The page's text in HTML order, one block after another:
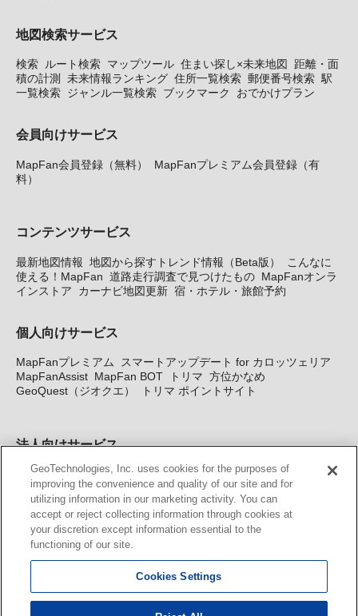
地図検索サービス
検索 ルート検索 マップツール 住まい探し×未来地図
距離・面
積の計測
未来情報ランキング 住所一覧検索 郵便番号検索 駅
一覧検索 ジャンル一覧検索 ブックマーク おでかけプラン
会員向けサービス
MapFan会員登録（無料）
MapFanプレミアム会員登録（有
料）
コンテンツサービス
最新地図情報 地図から探すトレンド情報（Beta版）
こんなに
使える！MapFan 道路走行調査で見つけたもの MapFanオンラ
インストア
カーナビ地図更新 宿・ホテル・旅館予約
個人向けサービス
MapFanプレミアム
スマートアップデート for カロッツェリア
MapFanAssist MapFan BOT トリマ 方位かなめ
GeoQuest（ジオクエ）
トリマ ポイントサイト
法人向けサービス
法人向け地図・位置情報サービス WEBサイト・システム向け地
図API Windows PC向け地図開発キット MapFan DB 住所確認
サービス
MAP WORLD+ トリマ広告 Geo-Research
カーナビ地図更新サービス
MapFan スマートメンバーズ
KENWOOD MapFan Club
GeoTechnologies, Inc. uses cookies for the purposes of
improving the convenience and quality of our site and for
utilizing information in our marketing activity. You can
accept or reject collecting information through cookies at
your discretion except information essential to the
functioning of our site.
Cookies Settings